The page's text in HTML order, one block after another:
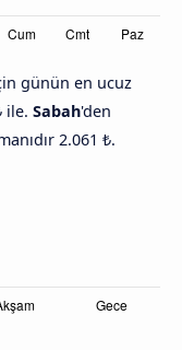
günün en ucuz
ile. Sabah'den
2.061 ₺.